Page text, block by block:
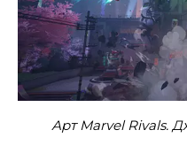
Арт Marvel Rivals.